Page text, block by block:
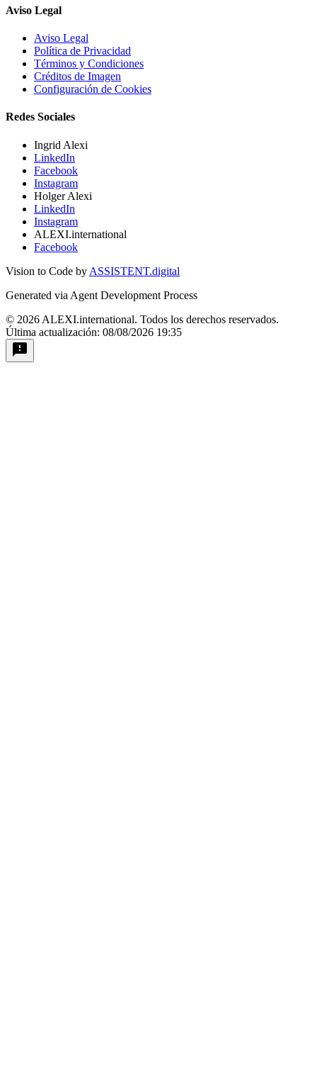
Aviso Legal
Aviso Legal
Política de Privacidad
Términos y Condiciones
Créditos de Imagen
Configuración de Cookies
Redes Sociales
Ingrid Alexi
LinkedIn
Facebook
Instagram
Holger Alexi
LinkedIn
Instagram
ALEXI.international
Facebook
Vision to Code by ASSISTENT.digital
Generated via Agent Development Process
© 2026 ALEXI.international. Todos los derechos reservados.
Última actualización: 08/08/2026 19:35
feedback